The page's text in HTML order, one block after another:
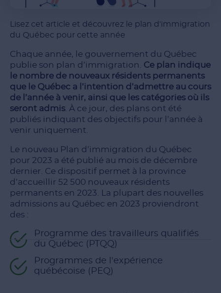
Lisez cet article et découvrez le plan d'immigration
du Québec pour cette année
Chaque année, le gouvernement du Québec
publie son plan d’immigration. Ce plan indique
le nombre de nouveaux résidents permanents
que le Québec a l’intention d’admettre au cours
de l’année à venir, ainsi que les catégories où ils
seront admis . À ce jour, des plans ont été
publiés indiquant des objectifs pour l’année à
venir uniquement.
Le nouveau Plan d’immigration du Québec
pour 2023 a été publié au mois de décembre
dernier. Ce dispositif permet à la province
d’accueillir 52 500 nouveaux résidents
permanents en 2023. La plupart des nouvelles
admissions au Québec en 2023 proviendront
des :
Programme des travailleurs qualifiés
du Québec (PTQQ)
Programmes de l'expérience
québécoise (PEQ)